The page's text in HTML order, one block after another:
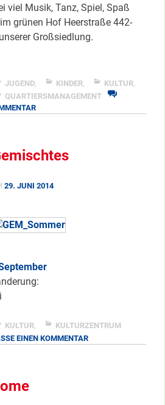
viel Musik, Tanz, Spiel, Spaß
grünen Hof Heerstraße 442-
Großsiedlung.
JUGEND, KINDER, KULTUR,
QUARTIERSMANAGEMENT
ZU
VIERTEL
29. JUNI 2014
KULTUR
KULTURZENTRUM
EINEN KOMMENTARZU